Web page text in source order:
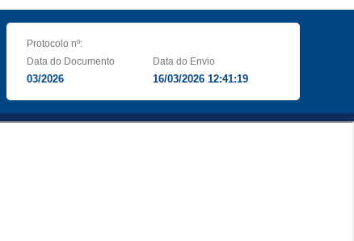
Protocolo nº:
Data do Documento
03/2026
Data do Envio
16/03/2026 12:41:19